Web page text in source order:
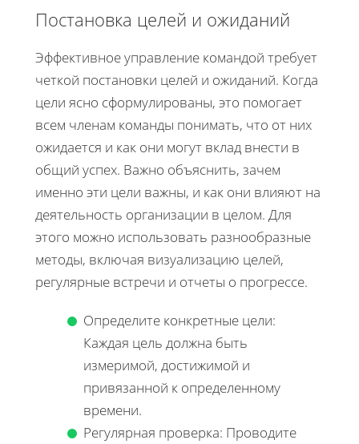
Постановка целей и ожиданий
Эффективное управление командой требует
четкой постановки целей и ожиданий. Когда
цели ясно сформулированы, это помогает
всем членам команды понимать, что от них
ожидается и как они могут вклад внести в
общий успех. Важно объяснить, зачем
именно эти цели важны, и как они влияют на
деятельность организации в целом. Для
этого можно использовать разнообразные
методы, включая визуализацию целей,
регулярные встречи и отчеты о прогрессе.
Определите конкретные цели:
Каждая цель должна быть
измеримой, достижимой и
привязанной к определенному
времени.
Регулярная проверка: Проводите